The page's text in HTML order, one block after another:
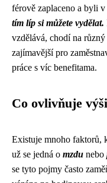
férově zaplaceno a byli v
tím líp si můžete vydělat.
vzdělává, chodí na
zajímavější pro
práce s víc benefitama.
Co ovlivňuje
Existuje mnoho faktorů,
už se jedná o mzdu nebo
se tyto pojmy často